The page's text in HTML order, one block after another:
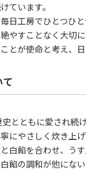
ています。
日工房でひとつひ
やすことなく大切
とが使命と考え、日
て
とともに愛され続
にやさしく炊き上
白餡を合わせ、う
餡の調和が他にな